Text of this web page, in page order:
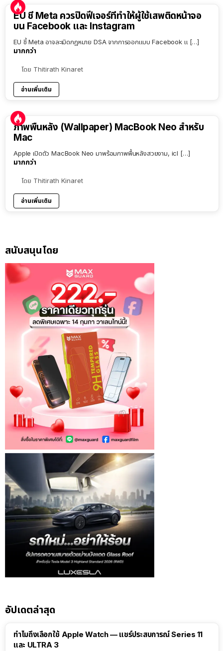
EU ชี้ Meta ควรปิดฟีเจอร์ที่ทำให้ผู้ใช้เสพติดหน้าจอ
บน Facebook และ Instagram
EU ชี้ Meta อาจละเมิดกฎหมาย DSA จากการออกแบบ Facebook แ […]
มากกว่า
โดย Thitirath Kinaret
อ่านเพิ่มเติม
ภาพพื้นหลัง (Wallpaper) MacBook Neo สำหรับ
Mac
Apple เปิดตัว MacBook Neo มาพร้อมภาพพื้นหลังสวยงาม, icl […]
มากกว่า
โดย Thitirath Kinaret
อ่านเพิ่มเติม
สนับสนุนโดย
อัปเดตล่าสุด
ทำไมถึงเลือกใช้ Apple Watch — แชร์ประสบการณ์ Series 11
และ ULTRA 3